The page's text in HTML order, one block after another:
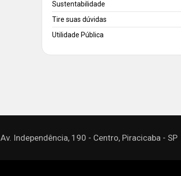
Sustentabilidade
Tire suas dúvidas
Utilidade Pública
Av. Independência, 190 - Centro, Piracicaba - SP